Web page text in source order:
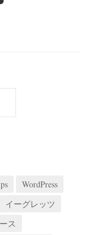
WordPress
イーグレッツ
ス